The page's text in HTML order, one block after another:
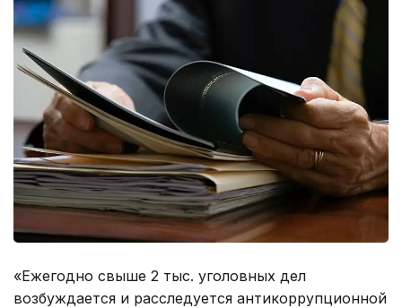
«Ежегодно свыше 2 тыс. уголовных дел
возбуждается и расследуется антикоррупционной